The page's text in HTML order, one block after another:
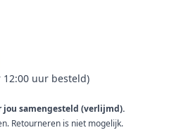
uur besteld)
jou samengesteld (verlijmd).
Retourneren is niet mogelijk.